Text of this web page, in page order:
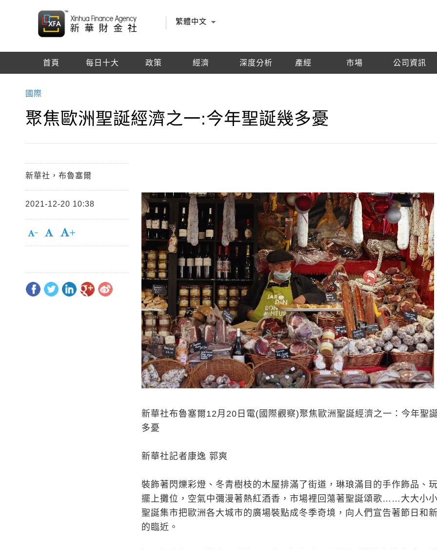
繁體中文
首頁 每日十大 政策 經濟 深度分析 產經 市場 公司資訊
國際
聚焦歐洲聖誕經濟之一:今年聖誕幾多憂
新華社，布魯塞爾
2021-12-20 10:38
新華社布魯塞爾12月20日電(國際觀察)聚焦歐洲聖誕經濟之一：今年聖
多憂
新華社記者康逸 郭爽
裝飾著閃爍彩燈、冬青樹枝的木屋排滿了街道，琳琅滿目的手作飾品、
擺上攤位，空氣中彌漫著熱紅酒香，市場裡回蕩著聖誕頌歌……大大小
聖誕集市把歐洲各大城市的廣場裝點成冬季奇境，向人們宣告著節日和
的臨近。